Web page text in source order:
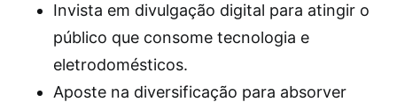
Invista em divulgação digital para atingir o
público que consome tecnologia e
eletrodomésticos.
Aposte na diversificação para absorver